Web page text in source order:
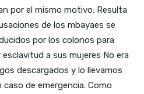
por el mismo motivo: Resulta
de los mbayaes se
por los colonos para
a sus mujeres No era
descargados y lo llevamos
de emergencia. Como